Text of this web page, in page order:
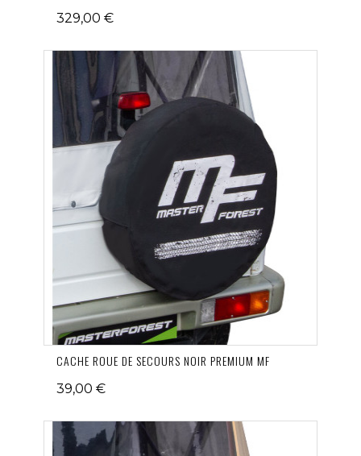
329,00 €
CACHE ROUE DE SECOURS NOIR PREMIUM MF
39,00 €